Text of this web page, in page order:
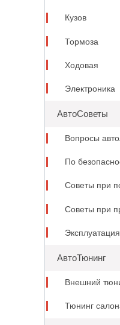
Кузов
Тормоза
Ходовая
Электроника
АвтоСоветы
Вопросы
По
Советы при
Советы при
Эксплуатация
АвтоТюнинг
Внешний
Тюнинг